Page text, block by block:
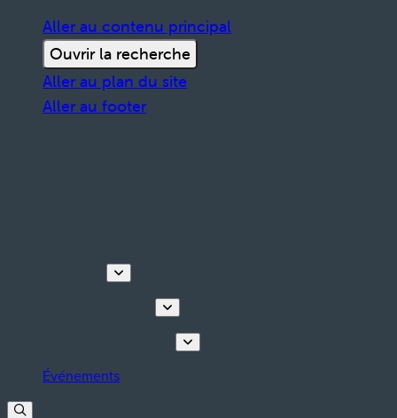
Aller au contenu principal
Ouvrir la recherche
Aller au plan du site
Aller au footer
Événements